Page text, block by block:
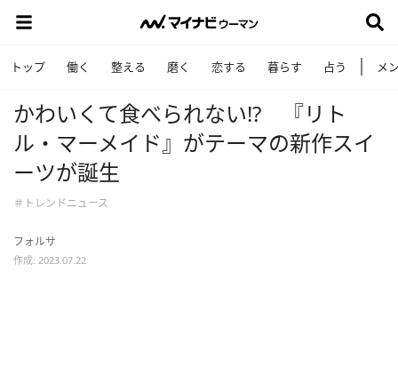
トップ 働く 整える 磨く 恋する 暮らす 占う メ
かわいくて食べられない!? 『リト
ル・マーメイド』がテーマの新作スイ
ーツが誕生
＃トレンドニュース
フォルサ
作成: 2023.07.22